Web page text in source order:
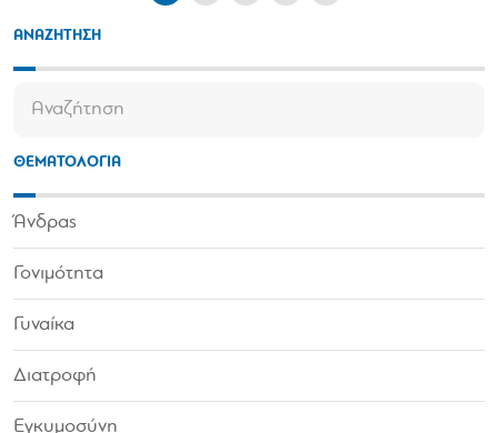
ΑΝΑΖΗΤΗΣΗ
ΘΕΜΑΤΟΛΟΓΙΑ
Άνδρας
Γονιμότητα
Γυναίκα
Διατροφή
Εγκυμοσύνη